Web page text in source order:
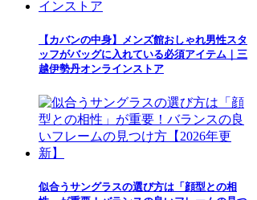
【カバンの中身】メンズ館おしゃれ男性スタ
ッフがバッグに入れている必須アイテム｜三
越伊勢丹オンラインストア
似合うサングラスの選び方は「顔型との相